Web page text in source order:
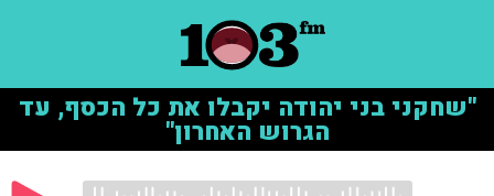
"שחקני בני יהודה יקבלו את כל הכסף, עד
הגרוש האחרון"